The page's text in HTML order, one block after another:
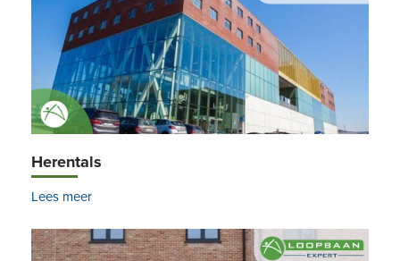
Herentals
Lees meer